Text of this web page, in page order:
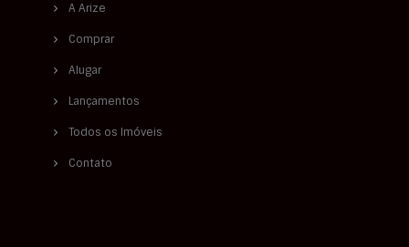
A Arize
Comprar
Alugar
Lançamentos
Todos os Imóveis
Contato